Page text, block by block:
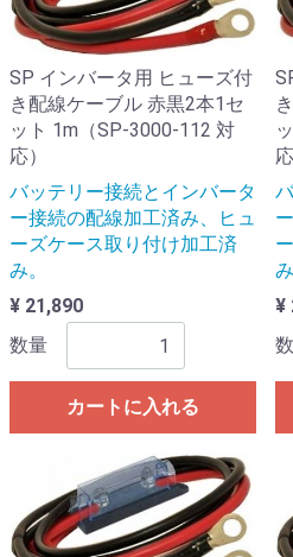
SP インバータ用 ヒューズ付
き配線ケーブル 赤黒2本1セ
ット 1m（SP-3000-112 対
応）
バッテリー接続とインバータ
ー接続の配線加工済み、ヒュ
ーズケース取り付け加工済
み。
¥ 21,890
数量
カートに入れる
応
み
¥